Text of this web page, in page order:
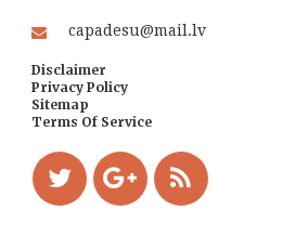
capadesu@mail.lv
Disclaimer
Privacy Policy
Sitemap
Terms Of Service